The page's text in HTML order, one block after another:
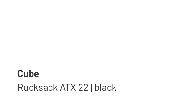
Cube
Rucksack ATX 22 | black